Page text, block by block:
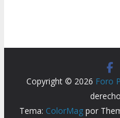
Copyright © 2026 Foro
Tema: ColorMag por